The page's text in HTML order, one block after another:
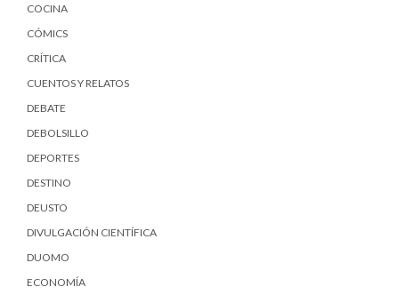
COCINA
CÓMICS
CRÍTICA
CUENTOS Y RELATOS
DEBATE
DEBOLSILLO
DEPORTES
DESTINO
DEUSTO
DIVULGACIÓN CIENTÍFICA
DUOMO
ECONOMÍA